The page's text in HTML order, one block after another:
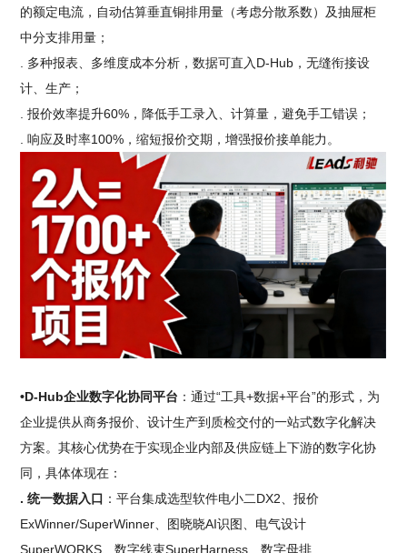
的额定电流，自动估算垂直铜排用量（考虑分散系数）及抽屉柜
中分支排用量；
. 多种报表、多维度成本分析，数据可直入D-Hub，无缝衔接设
计、生产；
. 报价效率提升60%，降低手工录入、计算量，避免手工错误；
. 响应及时率100%，缩短报价交期，增强报价接单能力。
•D-Hub企业数字化协同平台 ：通过“工具+数据+平台”的形式，为
企业提供从商务报价、设计生产到质检交付的一站式数字化解决
方案。其核心优势在于实现企业内部及供应链上下游的数字化协
同，具体体现在：
. 统一数据入口 ：平台集成选型软件电小二DX2、报价
ExWinner/SuperWinner、图晓晓AI识图、电气设计
SuperWORKS、数字线束SuperHarness、数字母排